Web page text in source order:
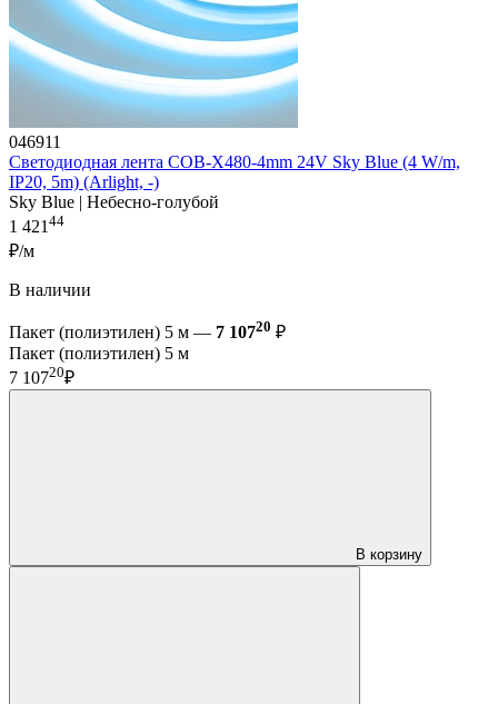
046911
Светодиодная лента COB-X480-4mm 24V Sky Blue (4 W/m,
IP20, 5m) (Arlight, -)
Sky Blue | Небесно-голубой
1 42144
₽/м
В наличии
Пакет (полиэтилен) 5 м — 7 10720 ₽
Пакет (полиэтилен) 5 м
7 10720₽
В корзину